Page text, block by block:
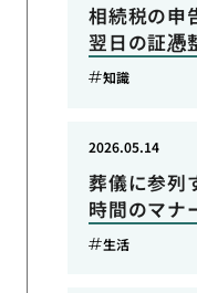
相続税の申
翌日の証憑
知識
葬儀に参列
時間のマナ
2026.05.14
生活